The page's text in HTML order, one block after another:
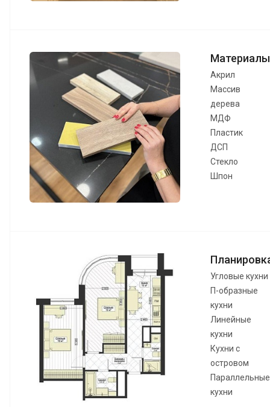
Материалы
Акрил
Массив
дерева
МДФ
Пластик
ДСП
Стекло
Шпон
Угловые кухни
П-образные
кухни
Линейные
кухни
Кухни с
островом
Параллельные
кухни